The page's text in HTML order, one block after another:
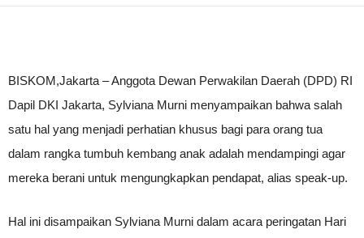
BISKOM,Jakarta – Anggota Dewan Perwakilan Daerah (DPD) RI
Dapil DKI Jakarta, Sylviana Murni menyampaikan bahwa salah
satu hal yang menjadi perhatian khusus bagi para orang tua
dalam rangka tumbuh kembang anak adalah mendampingi agar
mereka berani untuk mengungkapkan pendapat, alias speak-up.
Hal ini disampaikan Sylviana Murni dalam acara peringatan Hari